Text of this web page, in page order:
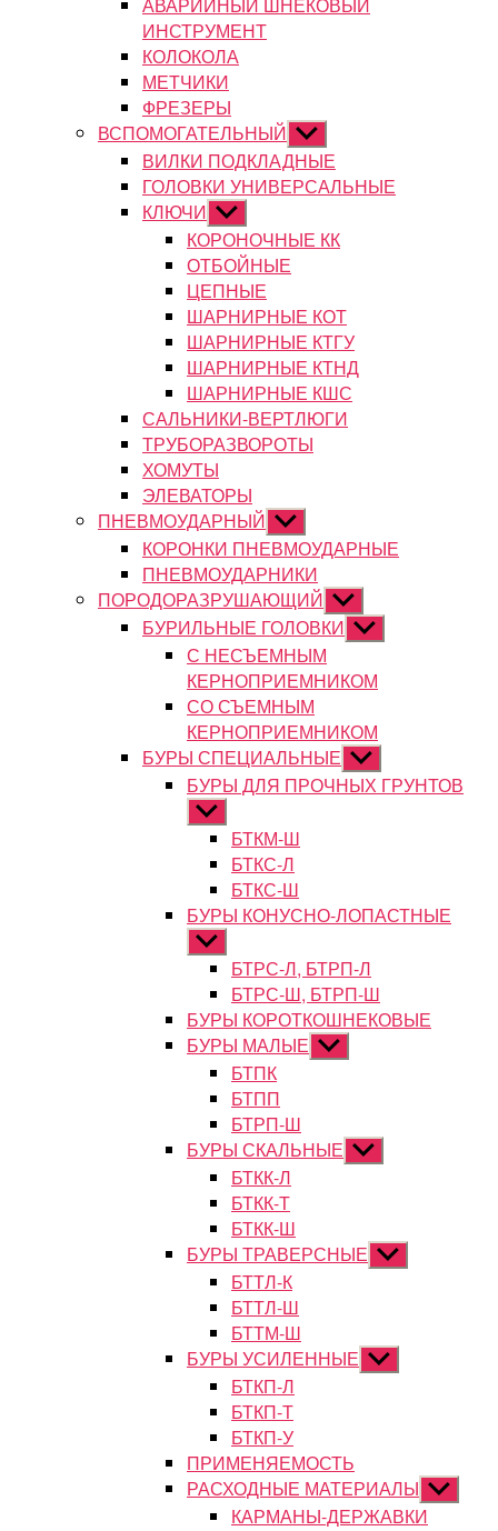
ИНСТРУМЕНТ
КОЛОКОЛА
МЕТЧИКИ
ФРЕЗЕРЫ
ВСПОМОГАТЕЛЬНЫЙ Показывать
подменю
ВИЛКИ ПОДКЛАДНЫЕ
ГОЛОВКИ УНИВЕРСАЛЬНЫЕ
КЛЮЧИ Показывать
подменю
КОРОНОЧНЫЕ КК
ОТБОЙНЫЕ
ЦЕПНЫЕ
ШАРНИРНЫЕ КОТ
ШАРНИРНЫЕ КТГУ
ШАРНИРНЫЕ КТНД
ШАРНИРНЫЕ КШС
САЛЬНИКИ-ВЕРТЛЮГИ
ТРУБОРАЗВОРОТЫ
ХОМУТЫ
ЭЛЕВАТОРЫ
ПНЕВМОУДАРНЫЙ Показывать
подменю
КОРОНКИ ПНЕВМОУДАРНЫЕ
ПНЕВМОУДАРНИКИ
ПОРОДОРАЗРУШАЮЩИЙ Показывать
подменю
БУРИЛЬНЫЕ ГОЛОВКИ Показывать
подменю
С НЕСЪЕМНЫМ
КЕРНОПРИЕМНИКОМ
СО СЪЕМНЫМ
КЕРНОПРИЕМНИКОМ
БУРЫ СПЕЦИАЛЬНЫЕ Показывать
подменю
БУРЫ ДЛЯ ПРОЧНЫХ ГРУНТОВ
Показывать
подменюБТКМ-Ш
БТКС-Л
БТКС-Ш
БУРЫ КОНУСНО-ЛОПАСТНЫЕ
Показывать
подменюБТРС-Л, БТРП-Л
БТРС-Ш, БТРП-Ш
БУРЫ КОРОТКОШНЕКОВЫЕ
БУРЫ МАЛЫЕ Показывать
подменю
БТПК
БТПП
БТРП-Ш
БУРЫ СКАЛЬНЫЕ Показывать
подменю
БТКК-Л
БТКК-Т
БТКК-Ш
БУРЫ ТРАВЕРСНЫЕ Показывать
подменю
БТТЛ-К
БТТЛ-Ш
БТТМ-Ш
БУРЫ УСИЛЕННЫЕ Показывать
подменю
БТКП-Л
БТКП-Т
БТКП-У
ПРИМЕНЯЕМОСТЬ
РАСХОДНЫЕ МАТЕРИАЛЫ
подменю
КАРМАНЫ-ДЕРЖАВКИ